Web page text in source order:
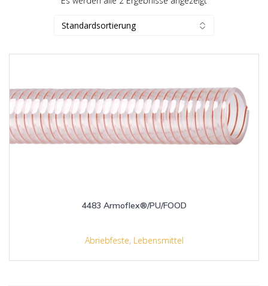
4483 Armoflex®/PU/FOOD
Abriebfeste, Lebensmittel